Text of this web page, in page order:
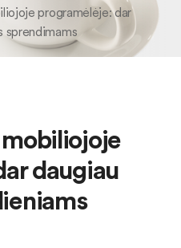
programėlėje: dar
sprendimams
daugiau